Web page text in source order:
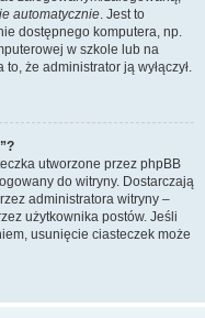
automatycznie. Jest to
dostępnego komputera, np.
w szkole lub na
że administrator ją wyłączył.
utworzone przez phpBB
do witryny. Dostarczają
administratora witryny –
użytkownika postów. Jeśli
usunięcie ciasteczek może